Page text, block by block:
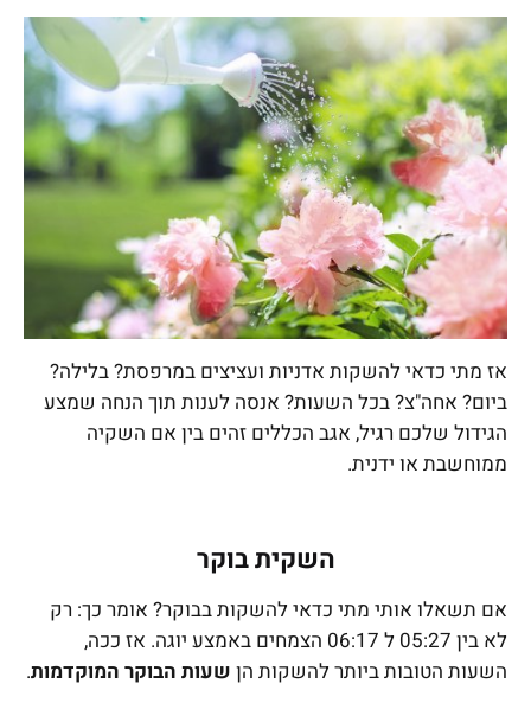
אז מתי כדאי להשקות אדניות ועציצים במרפסת? בלילה?
ביום? אחה"צ? בכל השעות? אנסה לענות תוך הנחה שמצע
הגידול שלכם רגיל, אגב הכללים זהים בין אם השקיה
ממוחשבת או ידנית.
השקית בוקר
אם תשאלו אותי מתי כדאי להשקות בבוקר? אומר כך: רק
לא בין 05:27 ל 06:17 הצמחים באמצע יוגה. אז ככה,
השעות הטובות ביותר להשקות הן שעות הבוקר המוקדמות.